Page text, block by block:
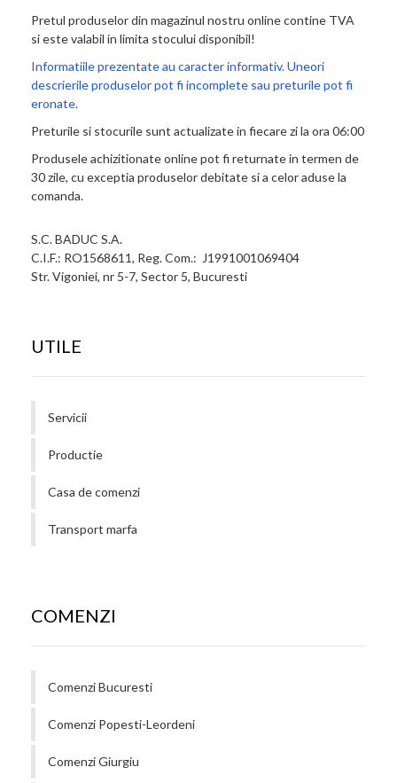
Pretul produselor din magazinul nostru online contine TVA
si este valabil in limita stocului disponibil!
Informatiile prezentate au caracter informativ. Uneori
descrierile produselor pot fi incomplete sau preturile pot fi
eronate.
Preturile si stocurile sunt actualizate in fiecare zi la ora 06:00
Produsele achizitionate online pot fi returnate in termen de
30 zile, cu exceptia produselor debitate si a celor aduse la
comanda.
S.C. BADUC S.A.
C.I.F.: RO1568611, Reg. Com.: J1991001069404
Str. Vigoniei, nr 5-7, Sector 5, Bucuresti
UTILE
Servicii
Productie
Casa de comenzi
Transport marfa
COMENZI
Comenzi Bucuresti
Comenzi Popesti-Leordeni
Comenzi Giurgiu